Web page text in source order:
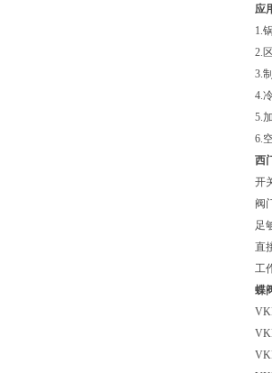
应
1.
2.
3.
4.
5.
6.
西
开
阀
足
直
工
蝶